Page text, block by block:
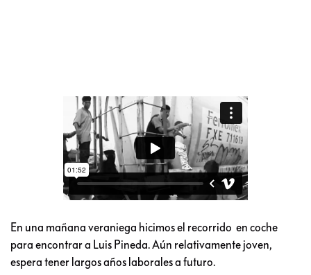
En una mañana veraniega hicimos el recorrido en coche
para encontrar a Luis Pineda. Aún relativamente joven,
espera tener largos años laborales a futuro.